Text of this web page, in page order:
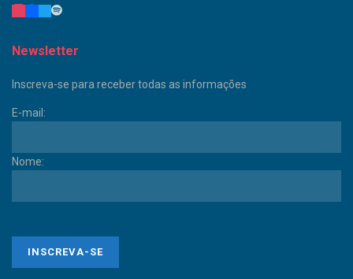
Newsletter
Inscreva-se para receber todas as informações
E-mail:
Nome: